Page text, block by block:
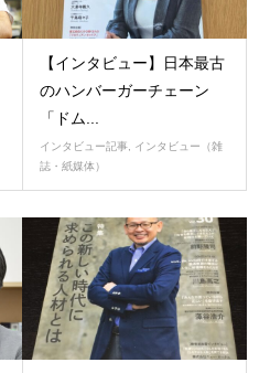
【インタビュー】日本最古
のハンバーガーチェーン
「ドム...
インタビュー記事
インタビュー（雑
誌・紙媒体）